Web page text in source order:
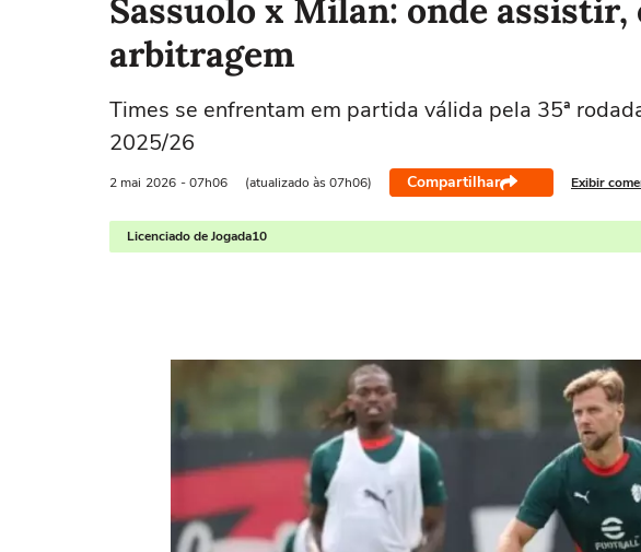
Sassuolo x Milan: onde assistir,
arbitragem
Times se enfrentam em partida válida pela 35ª
2025/26
2 mai 2026 - 07h06 (atualizado às 07h06) Compartilhar Exibir
Licenciado de Jogada10